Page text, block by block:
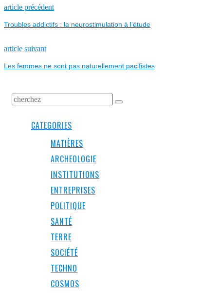
NAVIGATION
DE
L’ARTICLE
article précédentPrevious
Troubles addictifs : la neurostimulation à l’étude
article suivantNext
Les femmes ne sont pas naturellement pacifistes
CATEGORIES
MATIÈRES
ARCHEOLOGIE
INSTITUTIONS
ENTREPRISES
POLITIQUE
SANTÉ
TERRE
SOCIÉTÉ
TECHNO
COSMOS